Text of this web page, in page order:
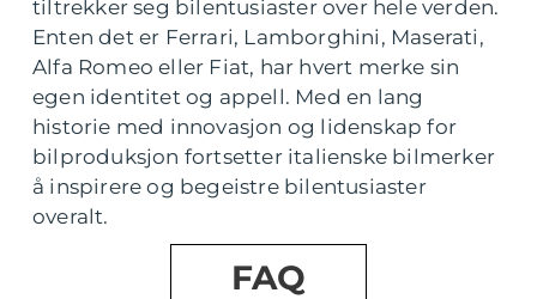
tiltrekker seg bilentusiaster over hele verden.
Enten det er Ferrari, Lamborghini, Maserati,
Alfa Romeo eller Fiat, har hvert merke sin
egen identitet og appell. Med en lang
historie med innovasjon og lidenskap for
bilproduksjon fortsetter italienske bilmerker
å inspirere og begeistre bilentusiaster
overalt.
FAQ